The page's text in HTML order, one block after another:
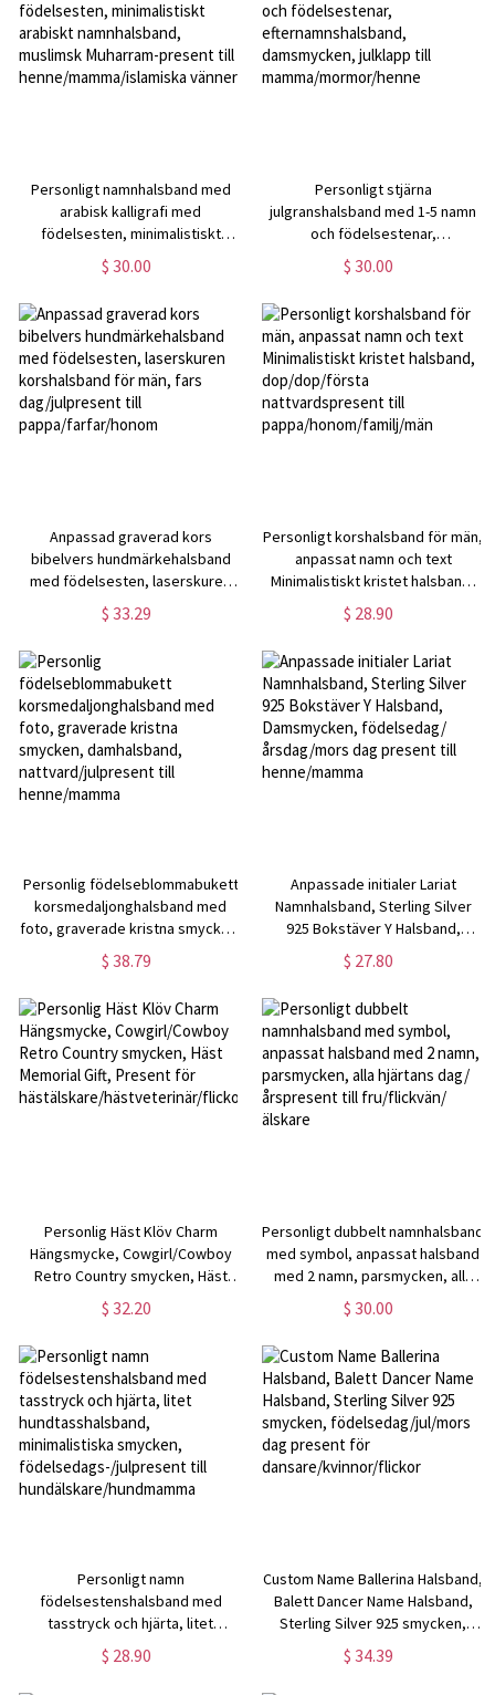
Personligt namnhalsband med
arabisk kalligrafi med
födelsesten, minimalistiskt
arabiskt namnhalsband, muslimsk
Muharram-present till
henne/mamma/islamiska vänner
$ 30.00
Personligt stjärna
julgranshalsband med 1-5 namn
och födelsestenar,
efternamnshalsband,
damsmycken, julklapp till
$ 30.00
Anpassad graverad kors
bibelvers hundmärkehalsband
med födelsesten, laserskuren
korshalsband för män, fars
dag/julpresent till
$ 33.29
Personligt korshalsband för män,
anpassat namn och text
Minimalistiskt kristet halsband,
dop/dop/första
nattvardspresent till
$ 28.90
Personlig födelseblommabukett
korsmedaljonghalsband med
foto, graverade kristna smycken,
damhalsband,
nattvard/julpresent till
$ 38.79
Anpassade initialer Lariat
Namnhalsband, Sterling Silver
925 Bokstäver Y Halsband,
Damsmycken, födelsedag/
årsdag/mors dag present till
$ 27.80
Personlig Häst Klöv Charm
Hängsmycke, Cowgirl/Cowboy
Retro Country smycken, Häst
Memorial Gift, Present för
hästälskare/hästveterinär/flickor/kvinnor
$ 32.20
Personligt dubbelt namnhalsband
med symbol, anpassat halsband
med 2 namn, parsmycken, alla
hjärtans dag/årspresent till
fru/flickvän/älskare
$ 30.00
Personligt namn
födelsestenshalsband med
tasstryck och hjärta, litet
hundtasshalsband, minimalistiska
smycken,
$ 28.90
Custom Name Ballerina Halsband,
Balett Dancer Name Halsband,
Sterling Silver 925 smycken,
födelsedag/jul/mors dag
present för
$ 34.39